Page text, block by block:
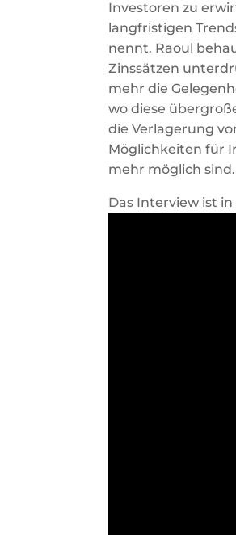
Investoren zu
langfristigen
nennt. Raoul
Zinssätzen
mehr die
wo diese
die Verlagerung
Möglichkeiten für
mehr möglich sind.
Das Interview ist